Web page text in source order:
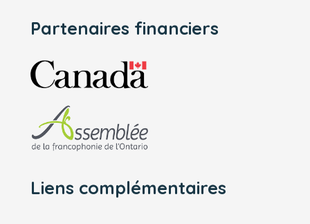
Partenaires financiers
Liens complémentaires